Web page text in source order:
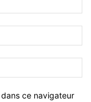
ce navigateur